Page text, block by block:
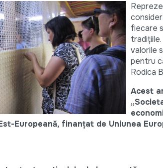
fiecare
valorile
pentru
Rodica
Acest
Europeană, finanțat de Uniunea